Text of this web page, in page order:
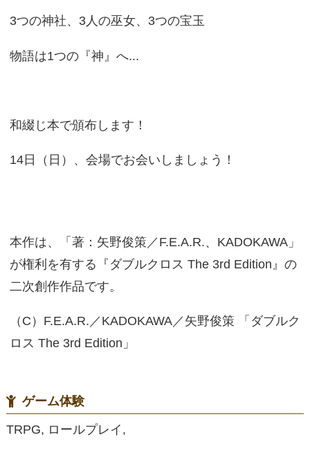
3つの神社、3人の巫女、3つの宝玉
物語は1つの『神』へ...
和綴じ本で頒布します！
14日（日）、会場でお会いしましょう！
本作は、「著：矢野俊策／F.E.A.R.、KADOKAWA」
が権利を有する『ダブルクロス The 3rd Edition』の
二次創作作品です。
（C）F.E.A.R.／KADOKAWA／矢野俊策 「ダブルク
ロス The 3rd Edition」
ゲーム体験
TRPG, ロールプレイ,